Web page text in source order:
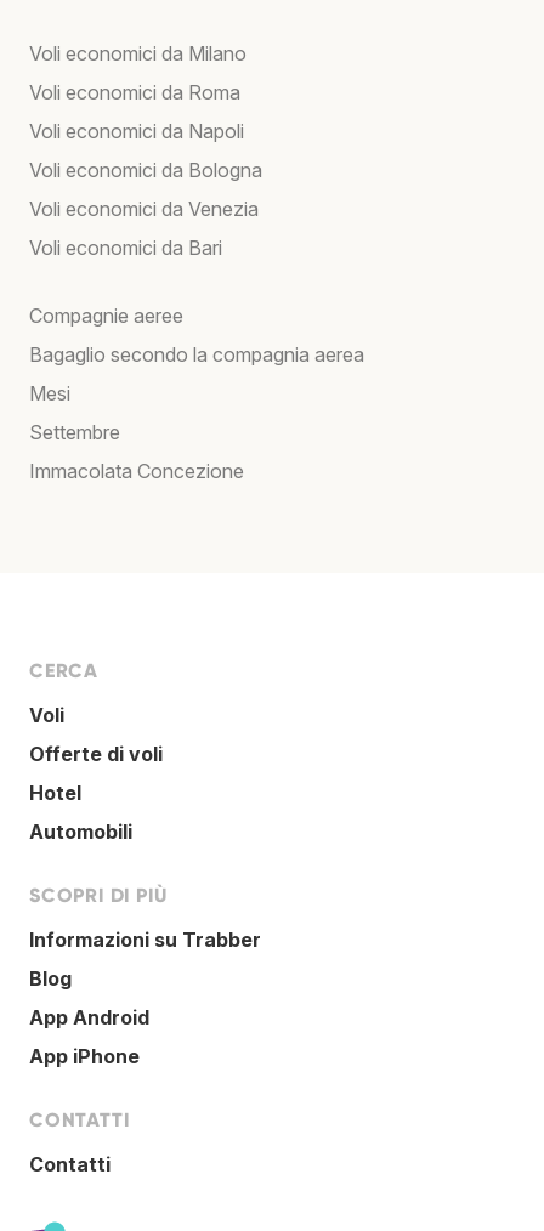
Voli economici da Milano
Voli economici da Roma
Voli economici da Napoli
Voli economici da Bologna
Voli economici da Venezia
Voli economici da Bari
Compagnie aeree
Bagaglio secondo la compagnia aerea
Mesi
Settembre
Immacolata Concezione
CERCA
Voli
Offerte di voli
Hotel
Automobili
SCOPRI DI PIÙ
Informazioni su Trabber
Blog
App Android
App iPhone
CONTATTI
Contatti